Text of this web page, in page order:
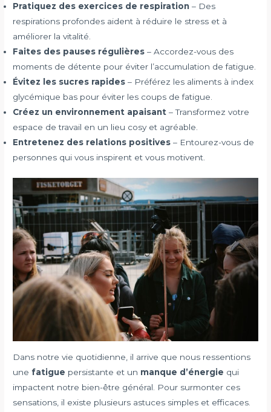
Pratiquez des exercices de respiration – Des
respirations profondes aident à réduire le stress et à
améliorer la vitalité.
Faites des pauses régulières – Accordez-vous des
moments de détente pour éviter l’accumulation de fatigue.
Évitez les sucres rapides – Préférez les aliments à index
glycémique bas pour éviter les coups de fatigue.
Créez un environnement apaisant – Transformez votre
espace de travail en un lieu cosy et agréable.
Entretenez des relations positives – Entourez-vous de
personnes qui vous inspirent et vous motivent.
Dans notre vie quotidienne, il arrive que nous ressentions
unefatigue persistante et un manque d’énergie qui
impactent notre bien-être général. Pour surmonter ces
sensations, il existe plusieurs astuces simples et efficaces.